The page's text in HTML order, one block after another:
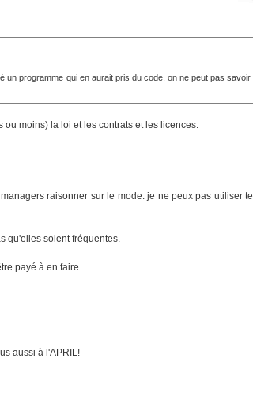
programme qui en aurait pris du code, on ne peut pas savoir
moins) la loi et les contrats et les licences.
raisonner sur le mode: je ne peux pas utiliser
qu'elles soient fréquentes.
payé à en faire.
aussi à l'APRIL!